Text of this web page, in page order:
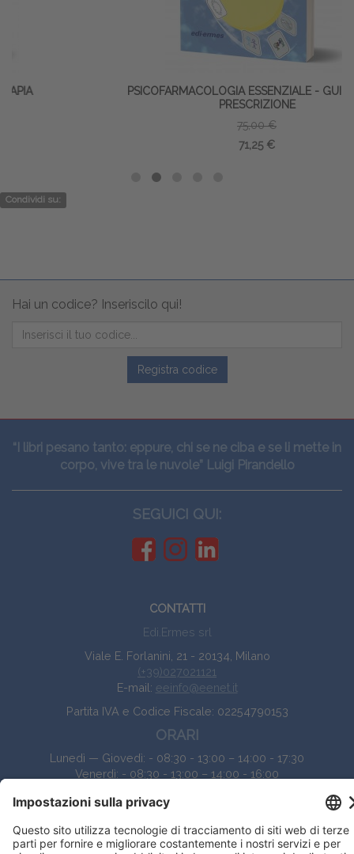
PSICOFARMACOLOGIA ESSENZIALE - GUIDA ALLA
Condividi su:
Hai un codice? Inseriscilo qui!
Registra codice
“I libri pesano tanto: eppure, chi se ne ciba e se li mette in
corpo, vive tra le nuvole” Luigi Pirandello
SEGUICI QUI:
CONTATTI
Edi.Ermes srl
Viale E. Forlanini, 21 - 20134, Milano
(+39)027021121
E-mail: eeinfo@eenet.it
Partita IVA e Codice Fiscale: 02254790153
ORARI
Lunedì — Giovedì: - 08:30 - 13:00 – 14:00 - 17:30
Venerdì: - 08:30 - 13:00 – 14:00 - 16:00